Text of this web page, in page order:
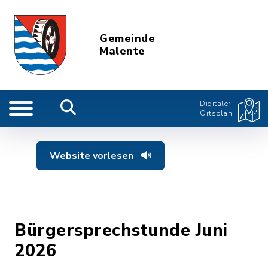
Gemeinde
Malente
Digitaler
Ortsplan
Website vorlesen
Bürgersprechstunde Juni
2026